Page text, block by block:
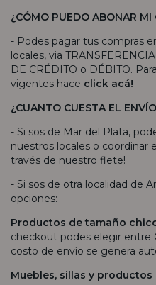
¿CÓMO PUEDO ABONAR MI
- Podes pagar tus compras
locales, via
DE CRÉDITO o DÉBITO.
vigentes hace click acá!
¿CUANTO CUESTA EL
- Si sos de Mar del Plata,
nuestros locales o coordinar
través de nuestro flete!
- Si sos de otra localidad de
opciones:
Productos de tamaño
checkout podes elegir entre
costo de envío se genera
Muebles, sillas y